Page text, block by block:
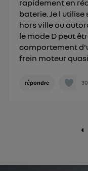
rapidement en
baterie. Je l
hors ville ou
le mode D peut
comportement
frein moteur
répondre 30